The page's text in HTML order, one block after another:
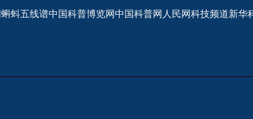
蝌蚪五线谱中国科普博览网中国科普网 人民网科技频道新华